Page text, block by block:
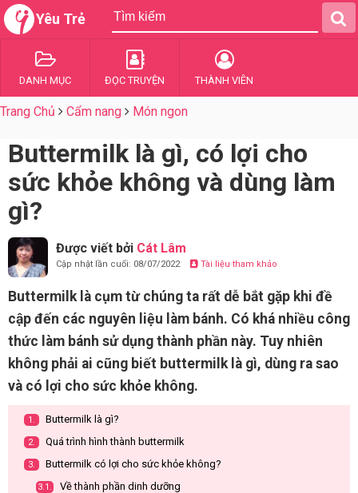
Yêu Trẻ
DANH MỤC ĐỌC TRUYỆN THÀNH VIÊN
Trang Chủ Cẩm nang Món ngon
Buttermilk là gì, có lợi cho
sức khỏe không và dùng làm
gì?
Được viết bởi Cát Lâm
Cập nhật lần cuối: 08/07/2022 Tài liệu tham khảo
Buttermilk là cụm từ chúng ta rất dễ bắt gặp khi đề
cập đến các nguyên liệu làm bánh. Có khá nhiều công
thức làm bánh sử dụng thành phần này. Tuy nhiên
không phải ai cũng biết buttermilk là gì, dùng ra sao
và có lợi cho sức khỏe không.
1. Buttermilk là gì?
2. Quá trình hình thành buttermilk
3. Buttermilk có lợi cho sức khỏe không?
3.1. Về thành phần dinh dưỡng